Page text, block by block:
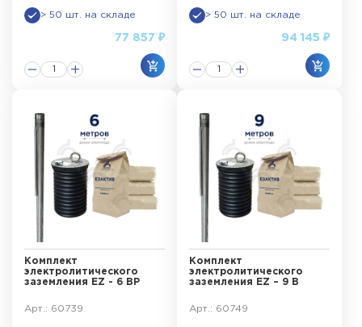
> 50 шт. на складе
77 857 ₽
> 50 шт. на складе
94 145 ₽
Комплект
электролитического
заземления EZ - 6 ВР
Арт.: 60739
Комплект
электролитического
заземления EZ – 9 В
Арт.: 60749